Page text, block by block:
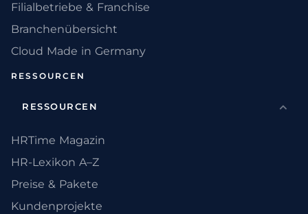
Filialbetriebe & Franchise
Branchenübersicht
Cloud Made in Germany
RESSOURCEN
RESSOURCEN
HRTime Magazin
HR-Lexikon A–Z
Preise & Pakete
Kundenprojekte